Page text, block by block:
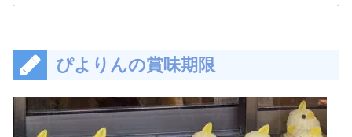
ぴよりんの賞味期限